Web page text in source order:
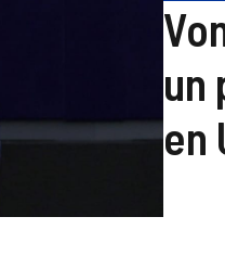
un
en